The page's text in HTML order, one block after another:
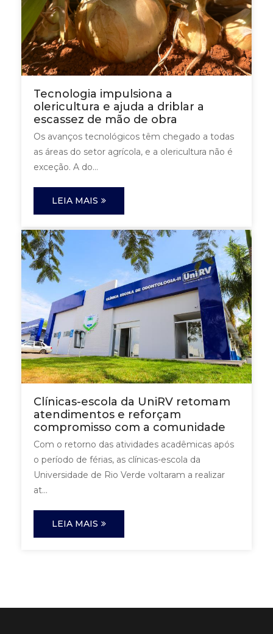
Tecnologia impulsiona a
olericultura e ajuda a driblar a
escassez de mão de obra
Os avanços tecnológicos têm chegado a todas
as áreas do setor agrícola, e a olericultura não é
exceção. A do...
LEIA MAIS
Clínicas-escola da UniRV retomam
atendimentos e reforçam
compromisso com a comunidade
Com o retorno das atividades acadêmicas após
o período de férias, as clínicas-escola da
Universidade de Rio Verde voltaram a realizar
at...
LEIA MAIS